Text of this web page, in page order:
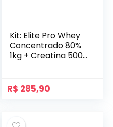
Kit: Elite Pro Whey
Concentrado 80%
1kg + Creatina 500g
R$ 285,90